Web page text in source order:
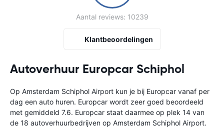
Autoverhuur Europcar Schiphol
Op Amsterdam Schiphol Airport kun je bij Europcar vanaf per
dag een auto huren. Europcar wordt zeer goed beoordeeld
met gemiddeld 7.6. Europcar staat daarmee op plek 14 van
de 18 autoverhuurbedrijven op Amsterdam Schiphol Airport.
Aantal reviews: 10239
Klantbeoordelingen